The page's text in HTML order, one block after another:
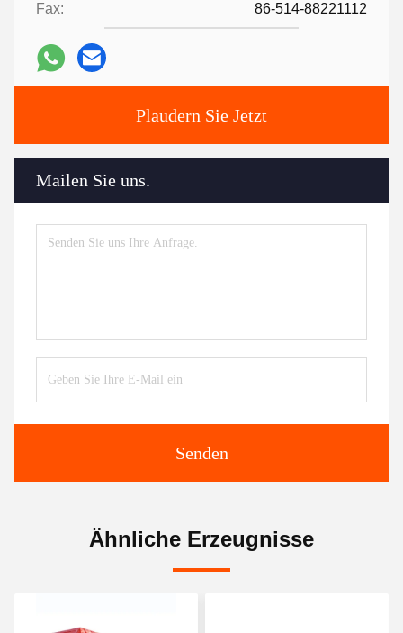
Fax: 86-514-88221112
Plaudern Sie Jetzt
Mailen Sie uns.
Senden
Ähnliche Erzeugnisse